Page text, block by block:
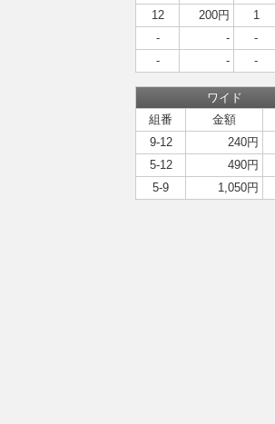
12
200円 1
-
- -
-
- -
ワイド
組番
金額
9-12
240円
5-12
490円
5-9
1,050円